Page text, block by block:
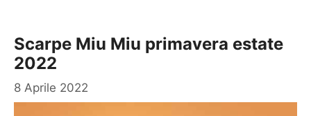
Scarpe Miu Miu primavera estate
2022
8 Aprile 2022